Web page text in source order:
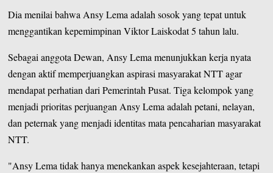
Dia menilai bahwa Ansy Lema adalah sosok yang tepat untuk
menggantikan kepemimpinan Viktor Laiskodat 5 tahun lalu.
Sebagai anggota Dewan, Ansy Lema menunjukkan kerja nyata
dengan aktif memperjuangkan aspirasi masyarakat NTT agar
mendapat perhatian dari Pemerintah Pusat. Tiga kelompok yang
menjadi prioritas perjuangan Ansy Lema adalah petani, nelayan,
dan peternak yang menjadi identitas mata pencaharian masyarakat
NTT.
"Ansy Lema tidak hanya menekankan aspek kesejahteraan, tetapi